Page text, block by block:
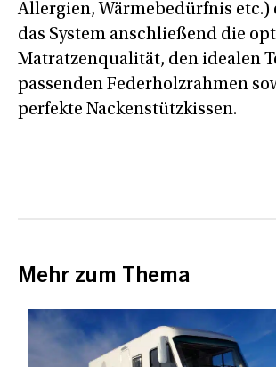
Allergien, Wärmebedürfnis etc.)
das System anschließend die
Matratzenqualität, den idealen
passenden Federholzrahmen
perfekte Nackenstützkissen.
Mehr zum Thema